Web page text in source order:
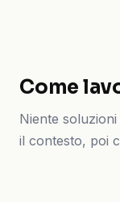
Come
Niente soluzioni
il contesto, poi